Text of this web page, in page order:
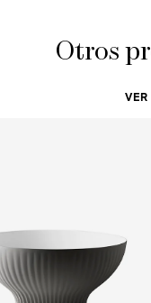
Otros